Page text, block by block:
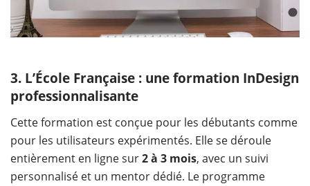
​3. L’École Française : une formation InDesign
professionnalisante
Cette formation est conçue pour les débutants comme
pour les utilisateurs expérimentés. Elle se déroule
entièrement en ligne sur2 à 3 mois, avec un suivi
personnalisé et un mentor dédié. Le programme